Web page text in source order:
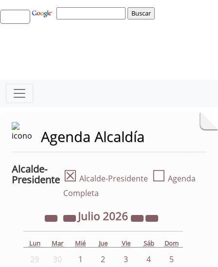
Agenda Alcaldía
Alcalde-
Presidente ☒ Alcalde-Presidente ☐ Agenda
Completa
Julio 2026
Lun Mar Mié Jue Vie Sáb Dom
29 30 1 2 3 4
5